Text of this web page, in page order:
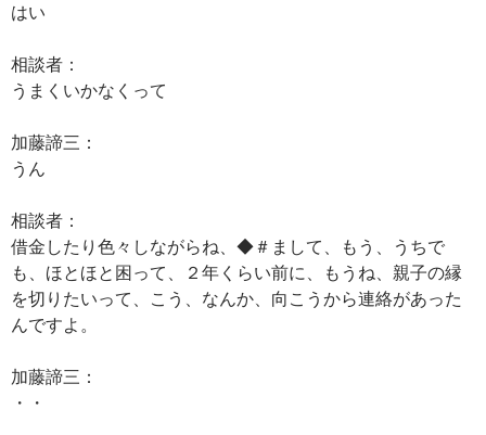
はい
相談者：
うまくいかなくって
加藤諦三：
うん
相談者：
借金したり色々しながらね、◆＃まして、もう、うちで
も、ほとほと困って、２年くらい前に、もうね、親子の縁
を切りたいって、こう、なんか、向こうから連絡があった
んですよ。
加藤諦三：
・・